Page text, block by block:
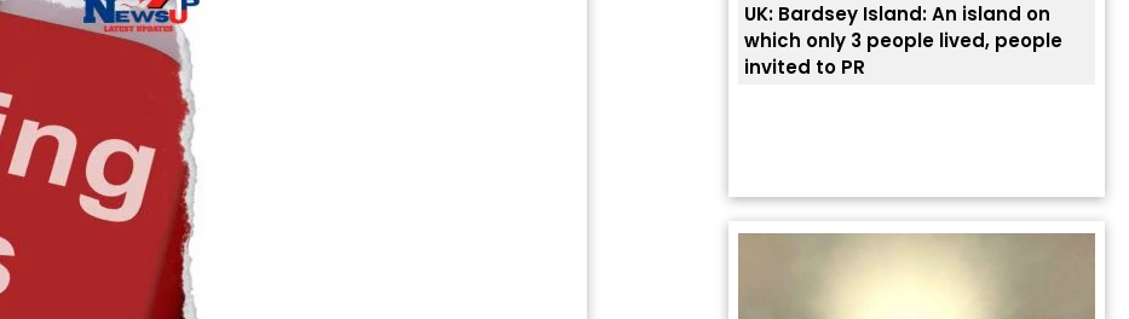
Prabh Harmandar Sohna
UK: Bardsey Island: An island on
which only 3 people lived, people
invited to PR